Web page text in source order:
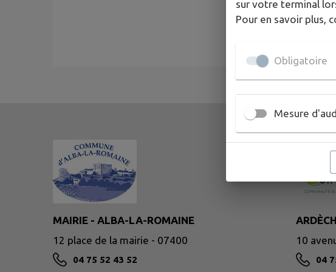
MAIRIE - ALBA-LA-ROMAINE
12 place de la mairie - 07400
04 75 52 43 52
10
04
sur votre terminal
Pour en savoir plus,
Obligatoire
Mesure